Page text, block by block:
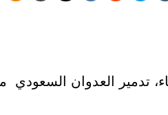
تدمير العدوان